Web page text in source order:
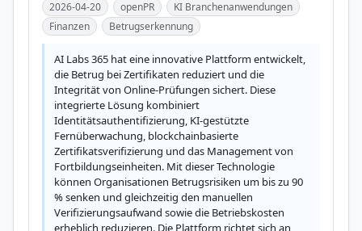
2026-04-20 openPR
KI Branchenanwendungen
Finanzen
Betrugserkennung
AI Labs 365 hat eine innovative Plattform entwickelt,
die Betrug bei Zertifikaten reduziert und die
Integrität von Online-Prüfungen sichert. Diese
integrierte Lösung kombiniert
Identitätsauthentifizierung, KI-gestützte
Fernüberwachung, blockchainbasierte
Zertifikatsverifizierung und das Management von
Fortbildungseinheiten. Mit dieser Technologie
können Organisationen Betrugsrisiken um bis zu 90
% senken und gleichzeitig den manuellen
Verifizierungsaufwand sowie die Betriebskosten
erheblich reduzieren. Die Plattform richtet sich an